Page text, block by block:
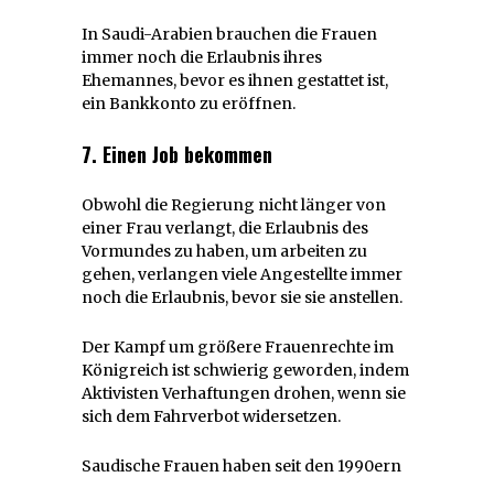
In Saudi-Arabien brauchen die Frauen
immer noch die Erlaubnis ihres
Ehemannes, bevor es ihnen gestattet ist,
ein Bankkonto zu eröffnen.
7. Einen Job bekommen
Obwohl die Regierung nicht länger von
einer Frau verlangt, die Erlaubnis des
Vormundes zu haben, um arbeiten zu
gehen, verlangen viele Angestellte immer
noch die Erlaubnis, bevor sie sie anstellen.
Der Kampf um größere Frauenrechte im
Königreich ist schwierig geworden, indem
Aktivisten Verhaftungen drohen, wenn sie
sich dem Fahrverbot widersetzen.
Saudische Frauen haben seit den 1990ern